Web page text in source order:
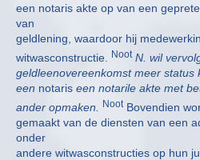
een notaris akte op van een
van
geldlening, waardoor hij
witwasconstructie.
Noot N. wil
geldleenovereenkomst meer status
een notaris een notarile akte met
ander opmaken.
NootBovendien
gemaakt van de diensten van een
onder
andere witwasconstructies op hun